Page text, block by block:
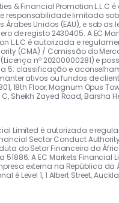
& Financial Promotion L.L.C
responsabilidade limitada
Árabes Unidos (EAU), e sob as
de registo 2430405. A EC
L.L.C é autorizada e
(CMA) / Comissão do
nº 20200000281) e
5: classificação e
ativos ou fundos de
18th Floor, Magnum Opus
C, Sheikh Zayed Road, Barsha
Limited é autorizada e
Sector Conduct
do Setor Financeiro da
51886. A EC Markets Financial
externa na República da
é Level 1, 1 Albert Street,